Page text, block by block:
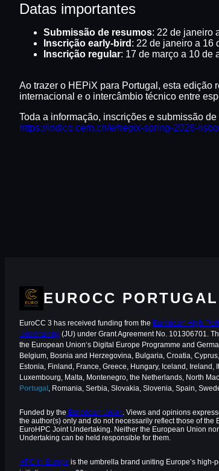
Datas importantes
Submissão de resumos: 22 de janeiro
Inscrição early-bird : 22 de janeiro a 16
Inscrição regular: 17 de março a 10 de
Ao trazer o HEPiX para Portugal, esta edição
internacional e o intercâmbio técnico entre
Toda a informação, inscrições e submissão de
https://indico.cern.ch/e/hepix-spring-2026-
EUROCC PORTUGAL
EuroCC 3 has received funding from the European High-
Undertaking (JU) under Grant Agreement No. 101306701.
the European Union‘s Digital Europe Programme and
Belgium, Bosnia and Herzegovina, Bulgaria, Croatia,
Estonia, Finland, France, Greece, Hungary, Iceland, Ireland,
Luxembourg, Malta, Montenegro, the Netherlands, North
Portugal , Romania, Serbia, Slovakia, Slovenia, Spain,
Funded by the European Union. Views and opinions
the author(s) only and do not necessarily reflect those of the
EuroHPC Joint Undertaking. Neither the European Union
Undertaking can be held responsible for them.
HPC in Europe is the umbrella brand uniting Europe’s high-